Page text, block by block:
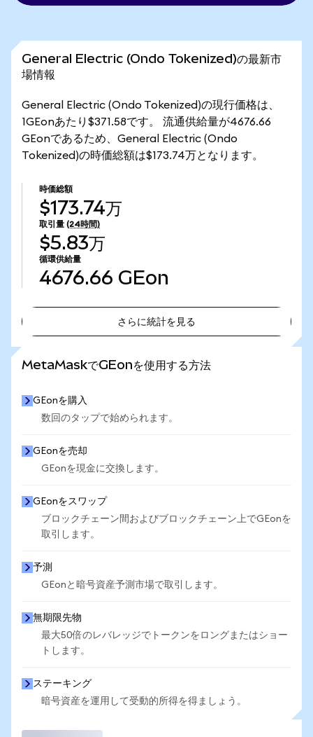
General Electric (Ondo Tokenized)の最新市
場情報
General Electric (Ondo Tokenized)の現行価格は、
1GEonあたり$371.58です。 流通供給量が4676.66
GEonであるため、General Electric (Ondo
Tokenized)の時価総額は$173.74万となります。
時価総額
$173.74万
取引量 (24時間)
$5.83万
循環供給量
4676.66 GEon
さらに統計を見る
MetaMaskでGEonを使用する方法
GEonを購入
数回のタップで始められます。
GEonを売却
GEonを現金に交換します。
GEonをスワップ
ブロックチェーン間およびブロックチェーン上でGEonを
取引します。
予測
GEonと暗号資産予測市場で取引します。
無期限先物
最大50倍のレバレッジでトークンをロングまたはショー
トします。
ステーキング
暗号資産を運用して受動的所得を得ましょう。